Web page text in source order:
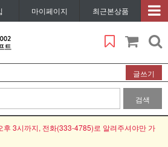
마이페이지 최근본상품
글쓰기
검색
후 3시까지, 전화(333-4785)로 알려주셔야만 가